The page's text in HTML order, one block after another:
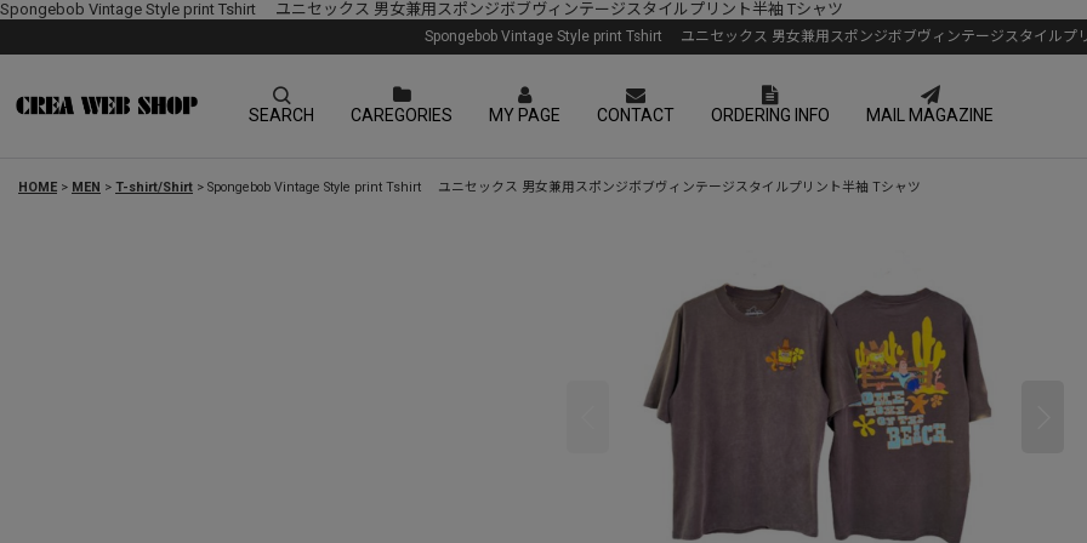
Spongebob Vintage Style print Tshirt ユニセックス 男女兼用スポンジボブヴィンテージスタイルプリント半袖 Tシャツ
Spongebob Vintage Style print Tshirt ユニセックス 男女兼用スポンジボブヴィンテージスタイルプ
SEARCH CAREGORIES MY PAGE CONTACT ORDERING INFO MAIL MAGAZINE
HOME > MEN > T-shirt/Shirt > Spongebob Vintage Style print Tshirt ユニセックス 男女兼用スポンジボブヴィンテージスタイルプリント半袖 Tシャツ